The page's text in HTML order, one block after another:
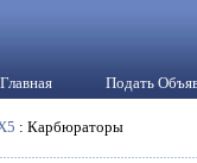
Главная Подать
: Карбюраторы